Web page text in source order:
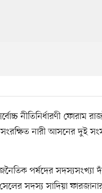
নীতিনির্ধারণী ফোরাম
সংরক্ষিত নারী আসনের দুই
পর্ষদের সদস্যসংখ্যা
সদস্য সাদিয়া